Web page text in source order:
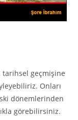
tarihsel geçmişine
Onları
dönemlerinden
görebilirsiniz.